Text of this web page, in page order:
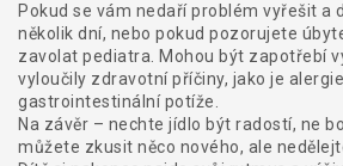
Pokud se vám nedaří problém vyřešit a
několik dní, nebo pokud pozorujete
zavolat pediatra. Mohou být zapotřebí
vyloučily zdravotní příčiny, jako je
gastrointestinální potíže.
Na závěr – nechte jídlo být radostí, ne
můžete zkusit něco nového, ale